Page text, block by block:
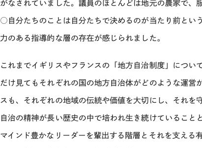
がなされていました。議員のほとんどは地元の農家で、
○自分たちのことは自分たちで決めるのが当たり前とい
力のある指導的な層の存在が感じられました。
これまでイギリスやフランスの「地方自治制度」につ
だけ見てもそれぞれの国の地方自治体がどのような運
スも、それぞれの地域の伝統や価値を大切にし、それを
自治の精神が長い歴史の中で培われ生き続けていること
マインド豊かなリーダーを輩出する階層とそれを支える